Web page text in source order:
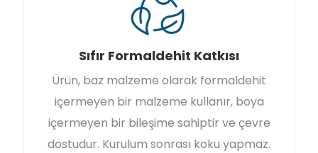
Sıfır Formaldehit Katkısı
Ürün, baz malzeme olarak formaldehit
içermeyen bir malzeme kullanır, boya
içermeyen bir bileşime sahiptir ve çevre
dostudur. Kurulum sonrası koku yapmaz.